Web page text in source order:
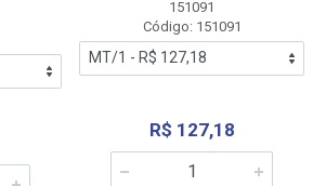
151091
Código: 151091
R$ 127,18